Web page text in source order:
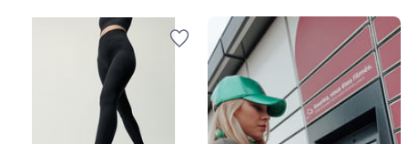
Nouveau
Livraison
en
Locker
Mondial
Relay